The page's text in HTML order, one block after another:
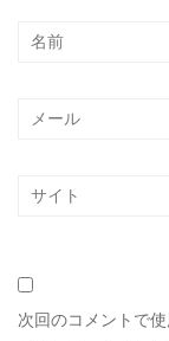
次回のコメントで